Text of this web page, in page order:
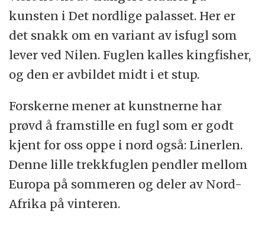
kunsten i Det nordlige palasset. Her er
det snakk om en variant av isfugl som
lever ved Nilen. Fuglen kalles kingfisher,
og den er avbildet midt i et stup.
Forskerne mener at kunstnerne har
prøvd å framstille en fugl som er godt
kjent for oss oppe i nord også: Linerlen.
Denne lille trekkfuglen pendler mellom
Europa på sommeren og deler av Nord-
Afrika på vinteren.